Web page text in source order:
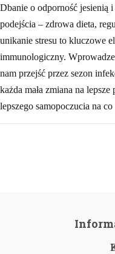
Dbanie o odporność jesienią
podejścia – zdrowa dieta,
unikanie stresu to kluczowe
immunologiczny.
nam przejść przez sezon
każda mała zmiana na
lepszego samopoczucia na co